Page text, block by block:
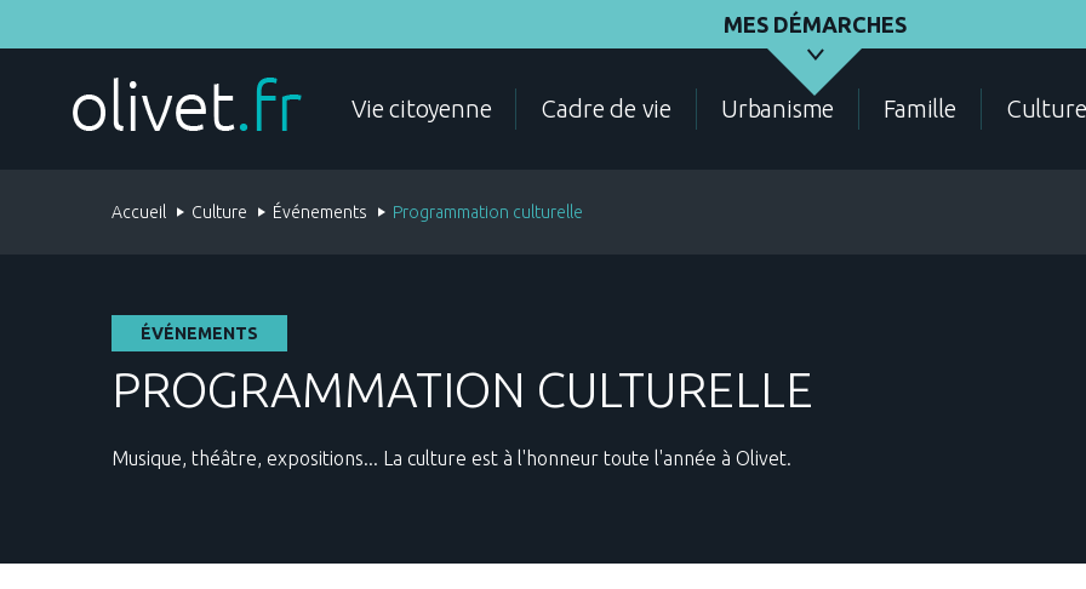
MES DÉMARCHES
MES DÉMARCHES Vie citoyenne Cadre de vie Urbanisme Famille Culture
Accueil Culture Événements Programmation culturelle
ÉVÉNEMENTS
PROGRAMMATION CULTURELLE
Musique, théâtre, expositions... La culture est à l'honneur toute l'année à Olivet.